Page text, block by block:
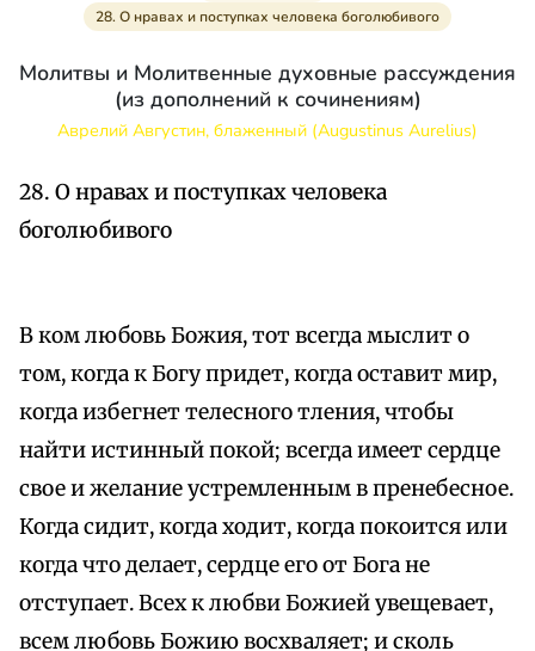
28. О нравах и поступках человека боголюбивого
Молитвы и Молитвенные духовные рассуждения
(из дополнений к сочинениям)
Аврелий Августин, блаженный (Augustinus Aurelius)
28. О нравах и поступках человека
боголюбивого
В ком любовь Божия, тот всегда мыслит о
том, когда к Богу придет, когда оставит мир,
когда избегнет телесного тления, чтобы
найти истинный покой; всегда имеет сердце
свое и желание устремленным в пренебесное.
Когда сидит, когда ходит, когда покоится или
когда что делает, сердце его от Бога не
отступает. Всех к любви Божией увещевает,
всем любовь Божию восхваляет; и сколь